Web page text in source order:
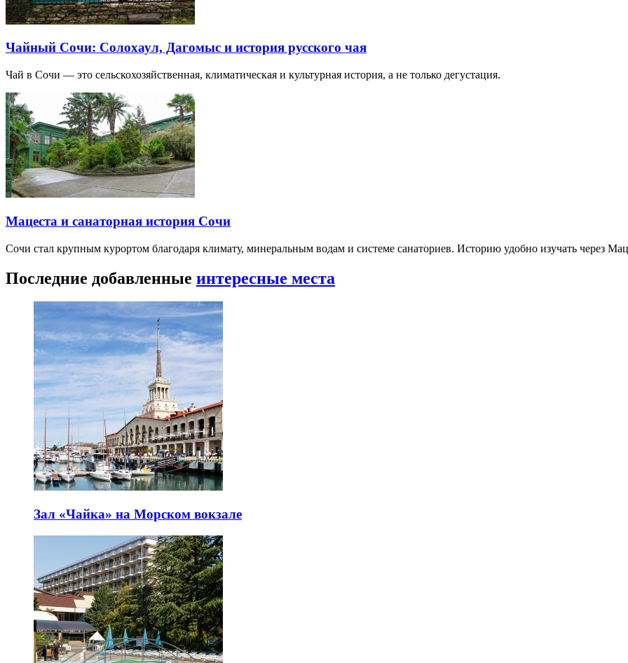
Чайный Сочи: Солохаул, Дагомыс и история русского чая
Чай в Сочи — это сельскохозяйственная, климатическая и культурная история, а не только дегустация.
Мацеста и санаторная история Сочи
Сочи стал крупным курортом благодаря климату, минеральным водам и системе санаториев. Историю удобно изучать через
Последние добавленные интересные места
Зал «Чайка» на Морском вокзале